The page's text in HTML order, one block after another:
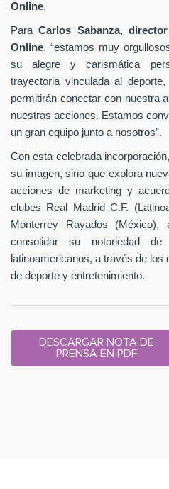
Online.
ParaCarlos Sabanza,
Online, “estamos muy
su alegre y carismática
trayectoria vinculada al
permitirán conectar con nuestra
nuestras acciones. Estamos
un gran equipo junto a nosotros”.
Con esta celebrada
su imagen, sino que explora
acciones de marketing y
clubes Real Madrid C.F.
Monterrey Rayados
consolidar su notoriedad
latinoamericanos, a través de
de deporte y entretenimiento.
DESCARGAR NOTA DE
PRENSA EN PDF